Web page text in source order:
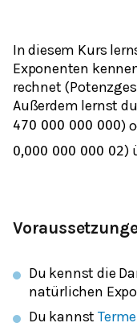
In diesem Kurs
Exponenten
rechnet
Außerdem lernst
470 000 000 000)
0,000 000 000 02)
Du kennst die
natürlichen
Du kannst